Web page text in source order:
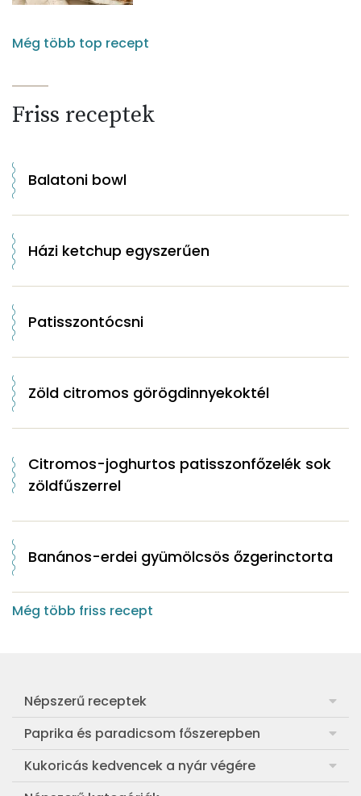
Még több top recept
Friss receptek
Balatoni bowl
Házi ketchup egyszerűen
Patisszontócsni
Zöld citromos görögdinnyekoktél
Citromos-joghurtos patisszonfőzelék sok
zöldfűszerrel
Banános-erdei gyümölcsös őzgerinctorta
Még több friss recept
Népszerű receptek
Frankfurti leves
Egyszerű muffin
Aranygaluska
Paprika és paradicsom főszerepben
Pan con Tomate
Paradicsom és paprika eltevése télre
Kukoricás kedvencek a nyár végére